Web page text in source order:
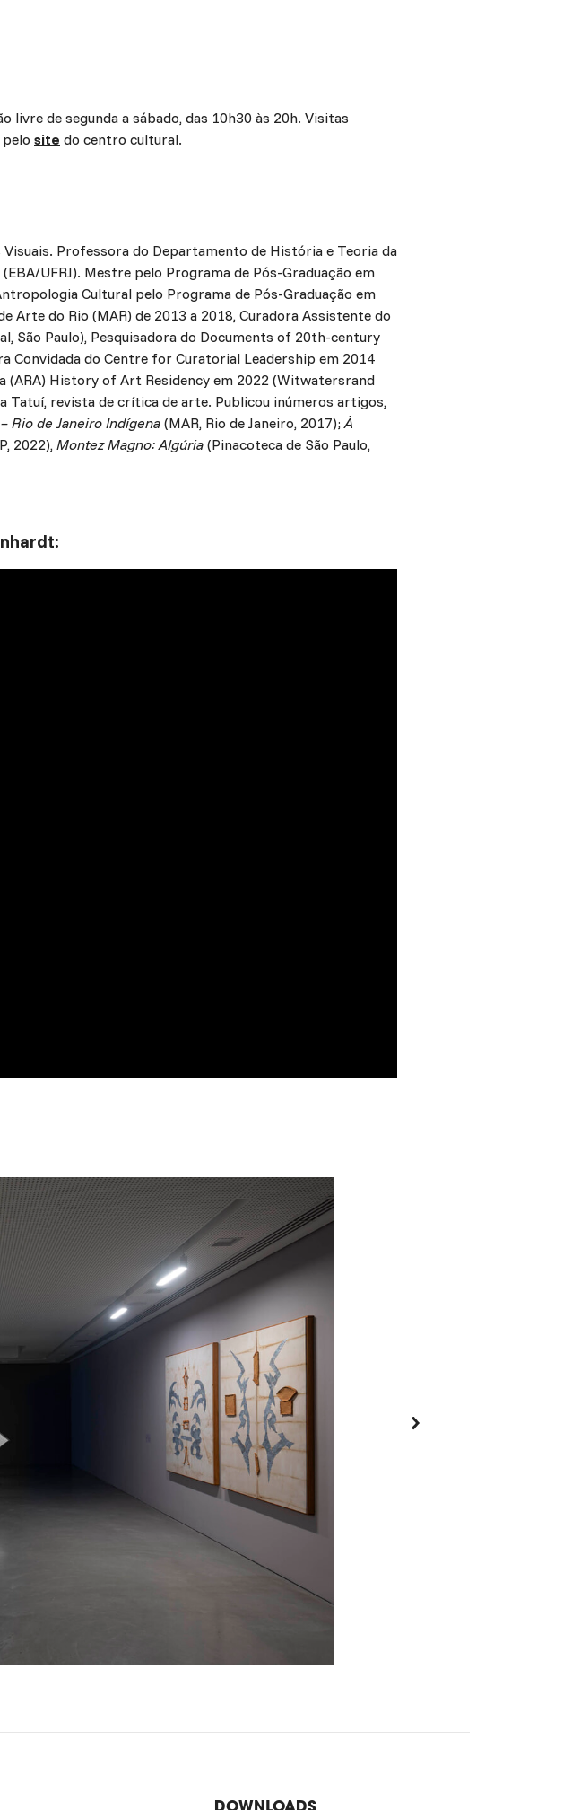
livre de segunda a sábado, das 10h30 às 20h. Visitas
site do centro cultural.
Professora do Departamento de História e Teoria da
UFRJ). Mestre pelo Programa de Pós-Graduação em
Cultural pelo Programa de Pós-Graduação em
Arte do Rio (MAR) de 2013 a 2018, Curadora Assistente do
São Paulo), Pesquisadora do Documents of 20th-century
Convidada do Centre for Curatorial Leadership em 2014
(ARA) History of Art Residency em 2022 (Witwatersrand
Tatuí, revista de crítica de arte. Publicou inúmeros artigos,
Rio de Janeiro Indígena(MAR, Rio de Janeiro, 2017);À
2022),Montez Magno: Algúria (Pinacoteca de São Paulo,
DOWNLOADS